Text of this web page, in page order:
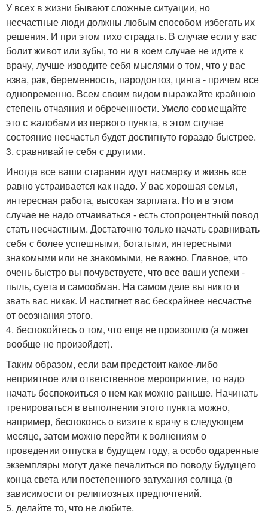
У всех в жизни бывают сложные ситуации, но
несчастные люди должны любым способом избегать их
решения. И при этом тихо страдать. В случае если у вас
болит живот или зубы, то ни в коем случае не идите к
врачу, лучше изводите себя мыслями о том, что у вас
язва, рак, беременность, пародонтоз, цинга - причем все
одновременно. Всем своим видом выражайте крайнюю
степень отчаяния и обреченности. Умело совмещайте
это с жалобами из первого пункта, в этом случае
состояние несчастья будет достигнуто гораздо быстрее.
3. сравнивайте себя с другими.
Иногда все ваши старания идут насмарку и жизнь все
равно устраивается как надо. У вас хорошая семья,
интересная работа, высокая зарплата. Но и в этом
случае не надо отчаиваться - есть стопроцентный повод
стать несчастным. Достаточно только начать сравнивать
себя с более успешными, богатыми, интересными
знакомыми или не знакомыми, не важно. Главное, что
очень быстро вы почувствуете, что все ваши успехи -
пыль, суета и самообман. На самом деле вы никто и
звать вас никак. И настигнет вас бескрайнее несчастье
от осознания этого.
4. беспокойтесь о том, что еще не произошло (а может
вообще не произойдет).
Таким образом, если вам предстоит какое-либо
неприятное или ответственное мероприятие, то надо
начать беспокоиться о нем как можно раньше. Начинать
тренироваться в выполнении этого пункта можно,
например, беспокоясь о визите к врачу в следующем
месяце, затем можно перейти к волнениям о
проведении отпуска в будущем году, а особо одаренные
экземпляры могут даже печалиться по поводу будущего
конца света или постепенного затухания солнца (в
зависимости от религиозных предпочтений.
5. делайте то, что не любите.